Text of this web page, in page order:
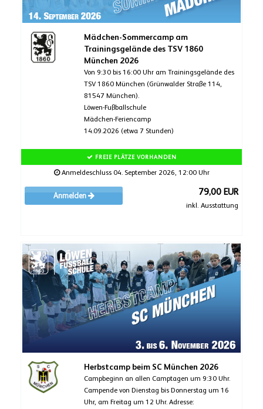
Mädchen-Sommercamp am
Trainingsgelände des TSV 1860
München 2026
Von 9:30 bis 16:00 Uhr am Trainingsgelände des
TSV 1860 München (Grünwalder Straße 114,
81547 München).
Löwen-Fußballschule
Mädchen-Feriencamp
14.09.2026 (etwa 7 Stunden)
FREIE PLÄTZE VORHANDEN
Anmeldeschluss 04. September 2026, 12:00 Uhr
Anmelden 79,00 EUR
inkl. Ausstattung
Herbstcamp beim SC München 2026
Campbeginn an allen Camptagen um 9:30 Uhr.
Campende von Dienstag bis Donnerstag um 16
Uhr, am Freitag um 12 Uhr. Adresse: